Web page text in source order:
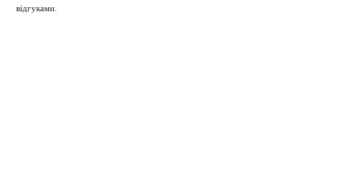
відгуками.